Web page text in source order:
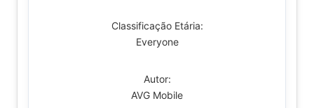
Classificação Etária:
Everyone
Autor:
AVG Mobile